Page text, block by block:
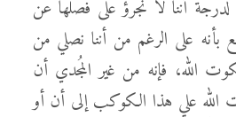
أننا لا نجرؤ على فصلها عن
بأنه على الرغم من أننا نصلي من
الله، فإنه من غير المُجدي أن
الله علي هذا الكوكب إلى أن أو